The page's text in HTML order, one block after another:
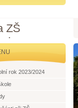
ZŠ
rok 2023/2024